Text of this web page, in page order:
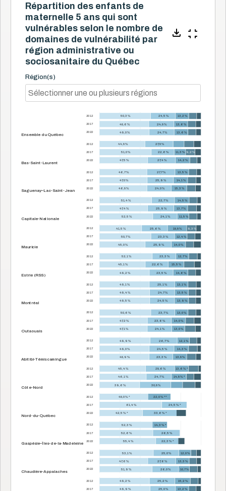
Répartition des enfants de
maternelle 5 ans qui sont
vulnérables selon le nombre de
domaines de vulnérabilité par
région administrative ou
sociosanitaire du Québec
Région(s)
50,3 % 24,5 % 13,2 %
48,6 % 24,8 % 13,6 %
49,0 % 24,7 % 13,6 %
44,8 % 27,8 %
51,0 % 22,6 % 11,3 % 9,2 %
47,5 % 27,4 % 14,2 %
46,7 % 27,7 % 13,5 %
47,0 % 25,9 % 14,1 %
46,8 % 24,0 % 15,3 %
51,4 % 22,7 % 14,5 %
47,4 % 25,9 % 13,7 %
52,5 % 24,1 % 11,5 %
41,5 % 25,6 % 18,8 % 9,3 %
50,7 % 23,3 % 12,4 %
45,0 % 25,9 % 14,0 %
52,1 % 23,3 % 12,7 %
45,1 % 22,6 % 15,5 %
49,2 % 23,5 % 14,6 %
49,1 % 25,1 % 13,1 %
49,4 % 24,7 % 13,5 %
49,5 % 24,5 % 13,9 %
50,6 % 23,7 % 13,0 %
47,2 % 23,6 % 14,0 %
47,1 % 24,1 % 13,0 %
49,9 % 26,7 % 12,1 %
49,0 % 24,5 % 14,3 %
48,9 % 23,3 % 13,8 %
45,4 % 28,6 % 13,6 % *
46,1 % 24,7 % 14,8 % *
39,6 % 30,8 %
48,0 % * 22,0 % **
61,4 % 24,5 % *
42,5 % * 33,6 % *
52,3 % 14,3 % *
52,6 % 26,5 %
55,4 % 22,3 % *
53,1 % 25,0 % 12,0 %
47,6 % 27,6 % 13,3 %
51,9 % 26,0 % 10,7 %
49,2 % 25,2 % 15,2 %
49,9 % 25,0 % 13,2 %
Ensemble du Québec
2012
2017
2022
Bas-Saint-Laurent
2012
2017
2022
Saguenay–Lac-Saint-Jean
2012
2017
2022
Capitale-Nationale
2012
2017
2022
Mauricie
2012
2017
2022
Estrie (RSS)
2012
2017
2022
Montréal
2012
2017
2022
Outaouais
2012
2017
2022
Abitibi-Témiscamingue
2012
2017
2022
Côte-Nord
2012
2017
2022
Nord-du-Québec
2012
2017
2022
Gaspésie–Îles-de-la-Madeleine
2012
2017
2022
Chaudière-Appalaches
2012
2017
2022
2012
2017